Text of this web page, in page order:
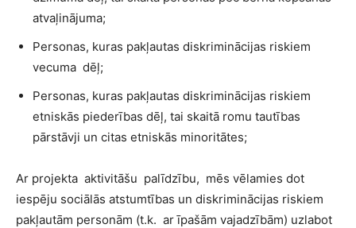
atvaļinājuma;
Personas, kuras pakļautas diskriminācijas riskiem
vecuma dēļ;
Personas, kuras pakļautas diskriminācijas riskiem
etniskās piederības dēļ, tai skaitā romu tautības
pārstāvji un citas etniskās minoritātes;
Ar projekta aktivitāšu palīdzību, mēs vēlamies dot
iespēju sociālās atstumtības un diskriminācijas riskiem
pakļautām personām (t.k. ar īpašām vajadzībām) uzlabot